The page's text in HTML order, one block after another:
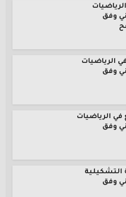
وفق
الرياضيات
وفق
في الرياضيات
وفق
التشكيلية
وفق